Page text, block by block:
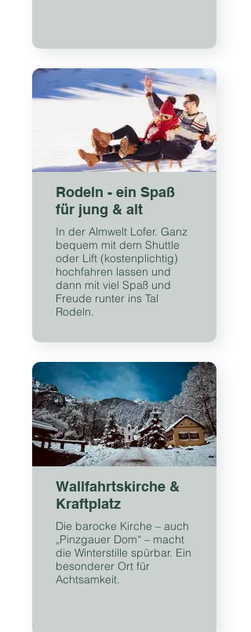
Rodeln - ein Spaß
für jung & alt
In der Almwelt Lofer. Ganz
bequem mit dem Shuttle
oder Lift (kostenplichtig)
hochfahren lassen und
dann mit viel Spaß und
Freude runter ins Tal
Rodeln.
Wallfahrtskirche &
Kraftplatz
Die barocke Kirche – auch
„Pinzgauer Dom“ – macht
die Winterstille spürbar. Ein
besonderer Ort für
Achtsamkeit.